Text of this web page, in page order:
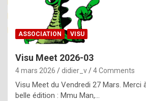
p
l
ASSOCIATION VISU
Visu Meet 2026-03
4 mars 2026 didier_v 4 Comments
Visu Meet du Vendredi 27 Mars. Merci
belle édition : Mmu Man,…